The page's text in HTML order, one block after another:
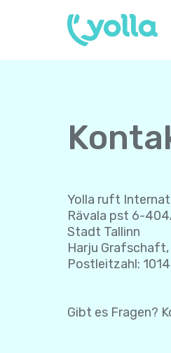
Yolla ruft
Rävala pst 6-
Stadt Tallinn
Harju
Postleitzahl:
Gibt es Fragen?